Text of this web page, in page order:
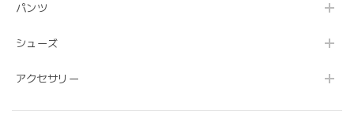
パンツ
シューズ
アクセサリー